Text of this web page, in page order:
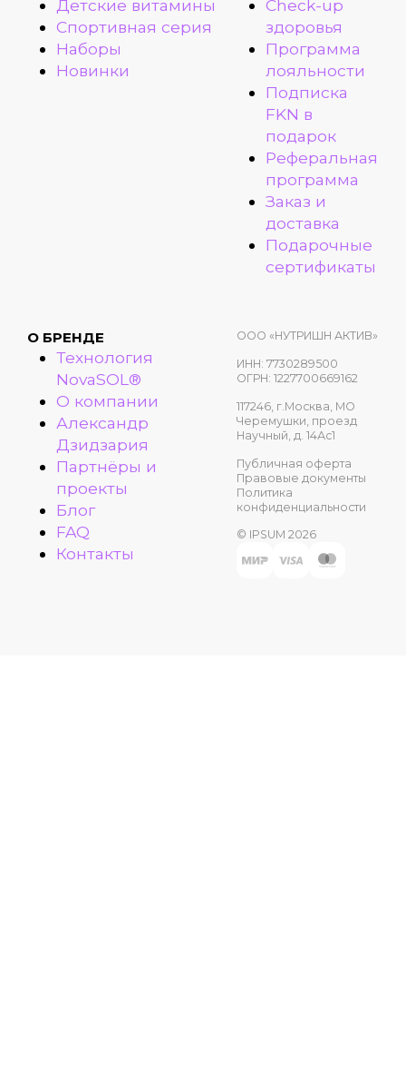
Детские витамины
Спортивная серия
Наборы
Новинки
Check-up
здоровья
Программа
лояльности
Подписка
FKN в
подарок
Реферальная
программа
Заказ и
доставка
Подарочные
сертификаты
О БРЕНДЕ
Технология
NovaSOL®
О компании
Александр
Дзидзария
Партнёры и
проекты
Блог
FAQ
Контакты
ООО «НУТРИШН АКТИВ»
ИНН: 7730289500
ОГРН: 1227700669162
117246, г.Москва, МО
Черемушки, проезд
Научный, д. 14Ас1
Публичная оферта
Правовые документы
Политика
конфиденциальности
© IPSUM 2026